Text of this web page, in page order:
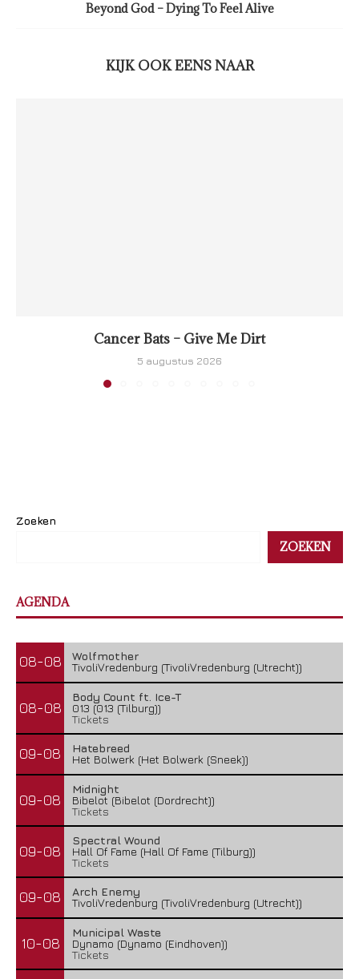
Beyond God – Dying To Feel Alive
KIJK OOK EENS NAAR
Cancer Bats – Give Me Dirt
5 augustus 2026
Zoeken
ZOEKEN
AGENDA
08-08
Wolfmother
TivoliVredenburg (TivoliVredenburg (Utrecht))
08-08
Body Count ft. Ice-T
013 (013 (Tilburg))
Tickets
09-08
Hatebreed
Het Bolwerk (Het Bolwerk (Sneek))
09-08
Midnight
Bibelot (Bibelot (Dordrecht))
Tickets
09-08
Spectral Wound
Hall Of Fame (Hall Of Fame (Tilburg))
Tickets
09-08
Arch Enemy
TivoliVredenburg (TivoliVredenburg (Utrecht))
10-08
Municipal Waste
Dynamo (Dynamo (Eindhoven))
Tickets